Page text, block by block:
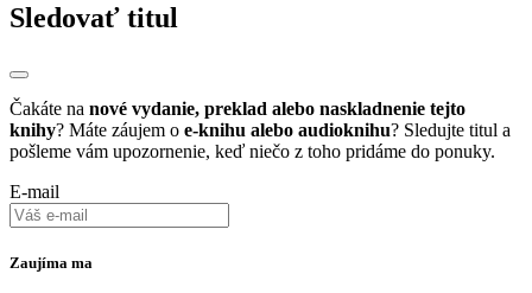
Sledovať titul
Čakáte na nové vydanie, preklad alebo naskladnenie tejto
knihy? Máte záujem o e-knihu alebo audioknihu? Sledujte titul a
pošleme vám upozornenie, keď niečo z toho pridáme do ponuky.
E-mail
Zaujíma ma